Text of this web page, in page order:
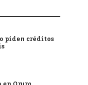
piden créditos
Oruro